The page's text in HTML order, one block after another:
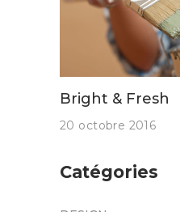
Bright & Fresh
20 octobre 2016
Catégories